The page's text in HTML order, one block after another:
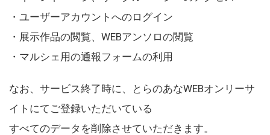
・ユーザーアカウントへのログイン
・展示作品の閲覧、WEBアンソロの閲覧
・マルシェ用の通報フォームの利用
なお、サービス終了時に、とらのあなWEBオンリーサ
イトにてご登録いただいている
すべてのデータを削除させていただきます。